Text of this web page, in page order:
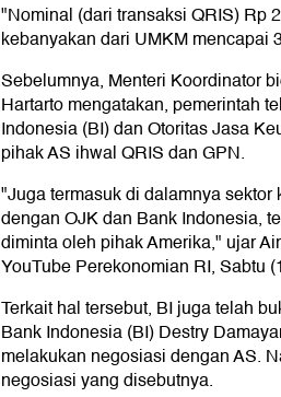
"Nominal (dari transaksi QRIS) Rp
kebanyakan dari UMKM mencapai
Sebelumnya, Menteri Koordinator
Hartarto mengatakan, pemerintah
Indonesia (BI) dan Otoritas Jasa
pihak AS ihwal QRIS dan GPN.
"Juga termasuk di dalamnya
dengan OJK dan Bank Indonesia,
diminta oleh pihak Amerika," ujar
YouTube Perekonomian RI, Sabtu
Terkait hal tersebut, BI juga telah
Bank Indonesia (BI) Destry
melakukan negosiasi dengan AS.
negosiasi yang disebutnya.